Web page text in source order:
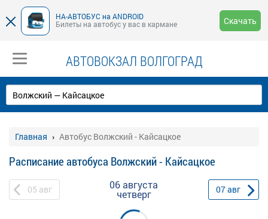
НА-АВТОБУС на ANDROID
Билеты на автобус у вас в кармане
Скачать
АВТОВОКЗАЛ ВОЛГОГРАД
Главная Автобус Волжский - Кайсацкое
Расписание автобуса Волжский - Кайсацкое
05 авг 06 августа
четверг 07авг